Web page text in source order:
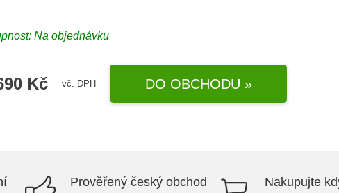
Na objednávku
Kč vč. DPH DO OBCHODU »
Prověřený český obchod Nakupujte